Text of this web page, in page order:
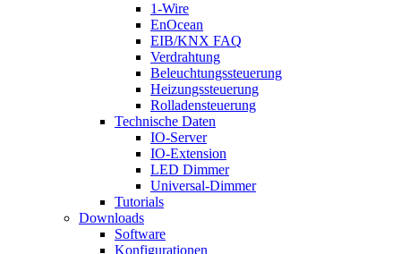
1-Wire
EnOcean
EIB/KNX FAQ
Verdrahtung
Beleuchtungssteuerung
Heizungssteuerung
Rolladensteuerung
Technische Daten
IO-Server
IO-Extension
LED Dimmer
Universal-Dimmer
Tutorials
Downloads
Software
Konfigurationen